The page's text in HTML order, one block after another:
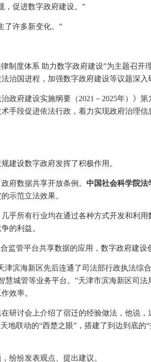
，促进数字政府建设。”
了许多新变化。”
制度体系 助力数字政府建设”为主题召开
治国进程，加强数字政府建设等议题深入
政府建设实施纲要（2021 － 2025年）》第
手段促进依法行政，着力实现政府治理
建设数字政府发挥了积极作用。
府数据共享开放条例。 中国社会科学院
示范立法效果。
乎所有行业均在通过各种方式开发和利
的利益。
监管平台共享数据的应用，数字政府建设
滨海新区先后连通了司法部行政执法综
慧城管等业务平台。”天津市滨海新区司
效率。
研讨会上介绍了宿迁的经验做法，他说
地联动的“西楚之眼”，搭建了到边到底
纷纷发表观点、提出建议。